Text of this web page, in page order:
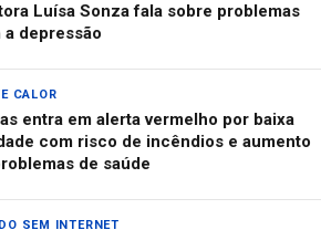
Luísa Sonza fala sobre problemas
a depressão
CALOR
entra em alerta vermelho por baixa
com risco de incêndios e aumento
de saúde
SEM INTERNET